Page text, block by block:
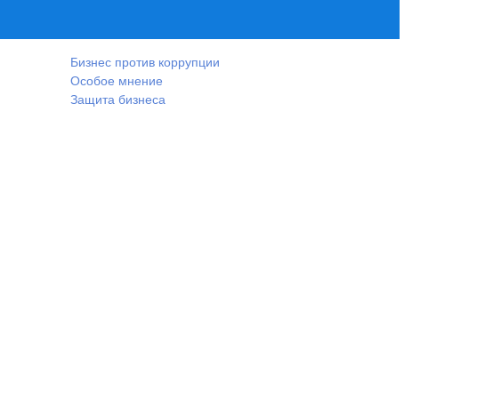
Бизнес против коррупции
Особое мнение
Защита бизнеса